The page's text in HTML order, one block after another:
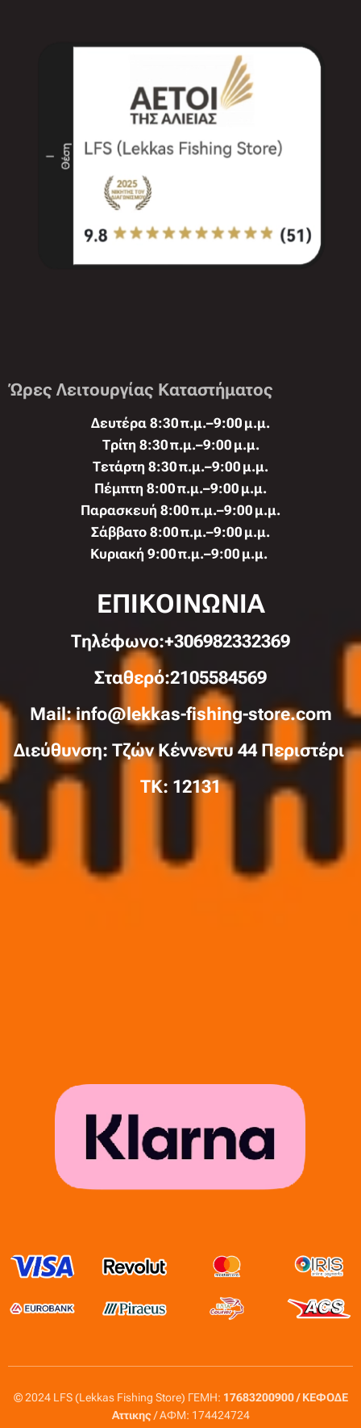
Ώρες Λειτουργίας Καταστήματος
Δευτέρα 8:30 π.μ.–9:00 μ.μ.
Τρίτη 8:30 π.μ.–9:00 μ.μ.
Τετάρτη 8:30 π.μ.–9:00 μ.μ.
Πέμπτη 8:00 π.μ.–9:00 μ.μ.
Παρασκευή 8:00 π.μ.–9:00 μ.μ.
Σάββατο 8:00 π.μ.–9:00 μ.μ.
Κυριακή 9:00 π.μ.–9:00 μ.μ.
ΕΠΙΚΟΙΝΩΝΙΑ
Τηλέφωνo:+306982332369
Σταθερό:2105584569
Mail: info@lekkas-fishing-store.com
Διεύθυνση: Τζών Κέννεντυ 44 Περιστέρι
TK: 12131
© 2024 LFS (Lekkas Fishing Store) ΓΕΜΗ: 17683200900 / ΚΕΦΟΔΕ
Αττικης/ ΑΦΜ: 174424724